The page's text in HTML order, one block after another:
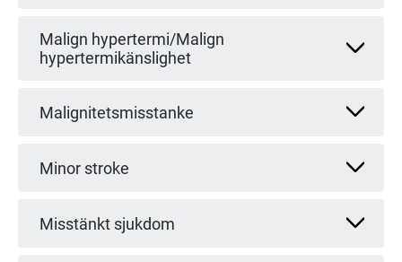
Malign hypertermi/Malign
hypertermikänslighet
Malignitetsmisstanke
Minor stroke
Misstänkt sjukdom